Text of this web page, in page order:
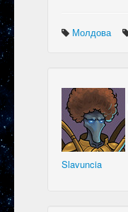
Молдова
Slavuncia